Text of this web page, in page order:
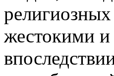
жестокими и